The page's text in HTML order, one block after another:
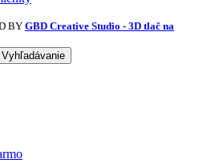
BY GBD Creative Studio - 3D tlač na
Vyhľadávanie